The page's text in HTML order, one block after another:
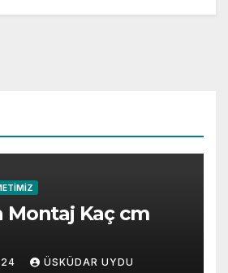
Montaj Kaç cm
ÜSKÜDAR UYDU